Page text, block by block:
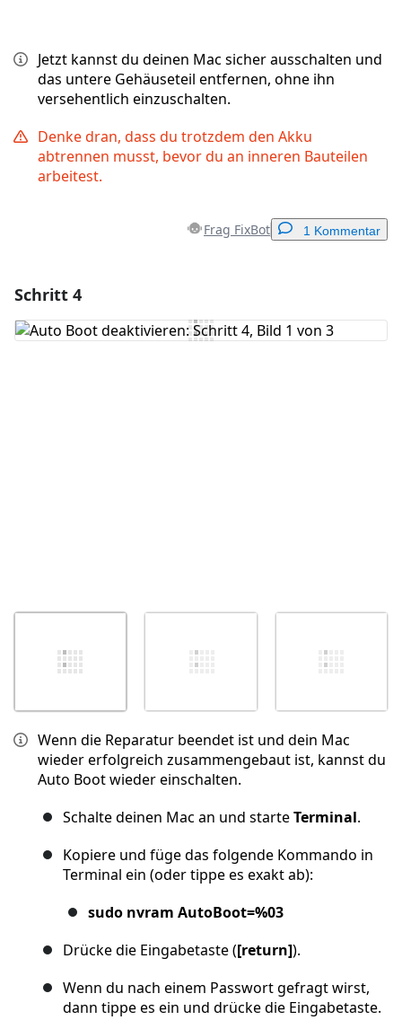
Jetzt kannst du deinen Mac sicher ausschalten und
das untere Gehäuseteil entfernen, ohne ihn
versehentlich einzuschalten.
Denke dran, dass du trotzdem den Akku
abtrennen musst, bevor du an inneren Bauteilen
arbeitest.
Frag FixBot 1 Kommentar
Kommentar hinzufügen
Schritt 4
Wenn die Reparatur beendet ist und dein Mac
wieder erfolgreich zusammengebaut ist, kannst du
Auto Boot wieder einschalten.
Schalte deinen Mac an und starteTerminal.
Kopiere und füge das folgende Kommando in
Terminal ein (oder tippe es exakt ab):
sudo nvram AutoBoot=%03
Drücke die Eingabetaste ([return]).
Wenn du nach einem Passwort gefragt wirst,
dann tippe es ein und drücke die Eingabetaste.